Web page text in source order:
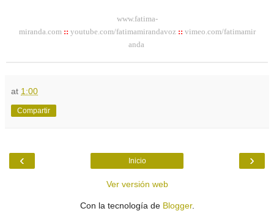
www.fatima-
miranda.com :: youtube.com/fatimamirandavoz :: vimeo.com/fatimamir
anda
at 1:00
Compartir
‹ ›
Inicio
Ver versión web
Con la tecnología de Blogger.